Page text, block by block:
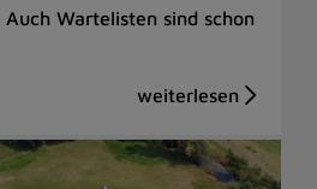
Wartelisten sind schon